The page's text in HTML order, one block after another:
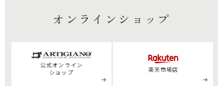
オンラインショップ
公式オンライン
ショップ
楽天市場店